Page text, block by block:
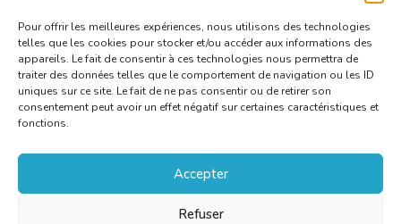
Pour offrir les meilleures expériences, nous utilisons des technologies
telles que les cookies pour stocker et/ou accéder aux informations des
appareils. Le fait de consentir à ces technologies nous permettra de
traiter des données telles que le comportement de navigation ou les ID
uniques sur ce site. Le fait de ne pas consentir ou de retirer son
consentement peut avoir un effet négatif sur certaines caractéristiques et
fonctions.
Accepter
Refuser